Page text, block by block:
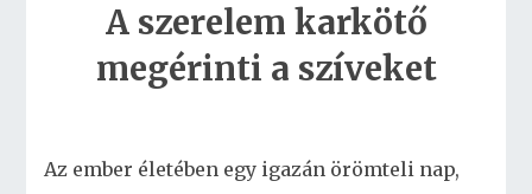
A szerelem karkötő
megérinti a szíveket
Az ember életében egy igazán örömteli nap,